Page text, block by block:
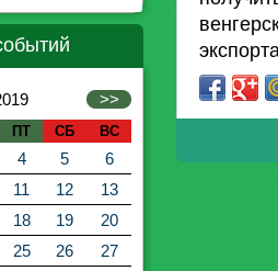
>>
ПТ СБ ВС
4 5
6
11 12
13
18 19
20
25 26
27